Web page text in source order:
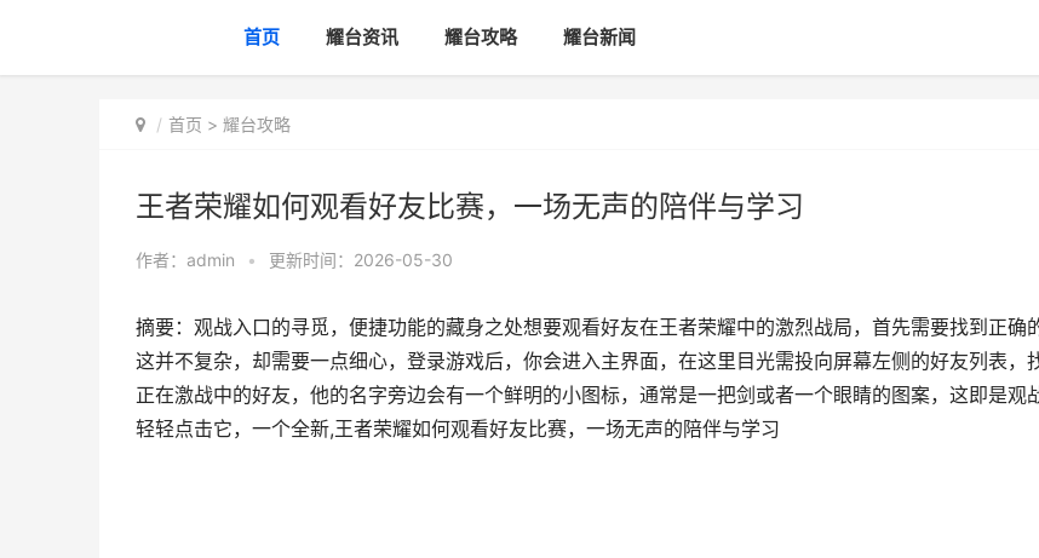
首页 耀台资讯 耀台攻略 耀台新闻
首页 > 耀台攻略
王者荣耀如何观看好友比赛，一场无声的陪伴与学习
作者： admin • 更新时间：2026-05-30
摘要：观战入口的寻觅，便捷功能的藏身之处想要观看好友在王者荣耀中的激烈战局，首先需要找到正确
这并不复杂，却需要一点细心，登录游戏后，你会进入主界面，在这里目光需投向屏幕左侧的好友列表，
正在激战中的好友，他的名字旁边会有一个鲜明的小图标，通常是一把剑或者一个眼睛的图案，这即是观
轻轻点击它，一个全新,王者荣耀如何观看好友比赛，一场无声的陪伴与学习